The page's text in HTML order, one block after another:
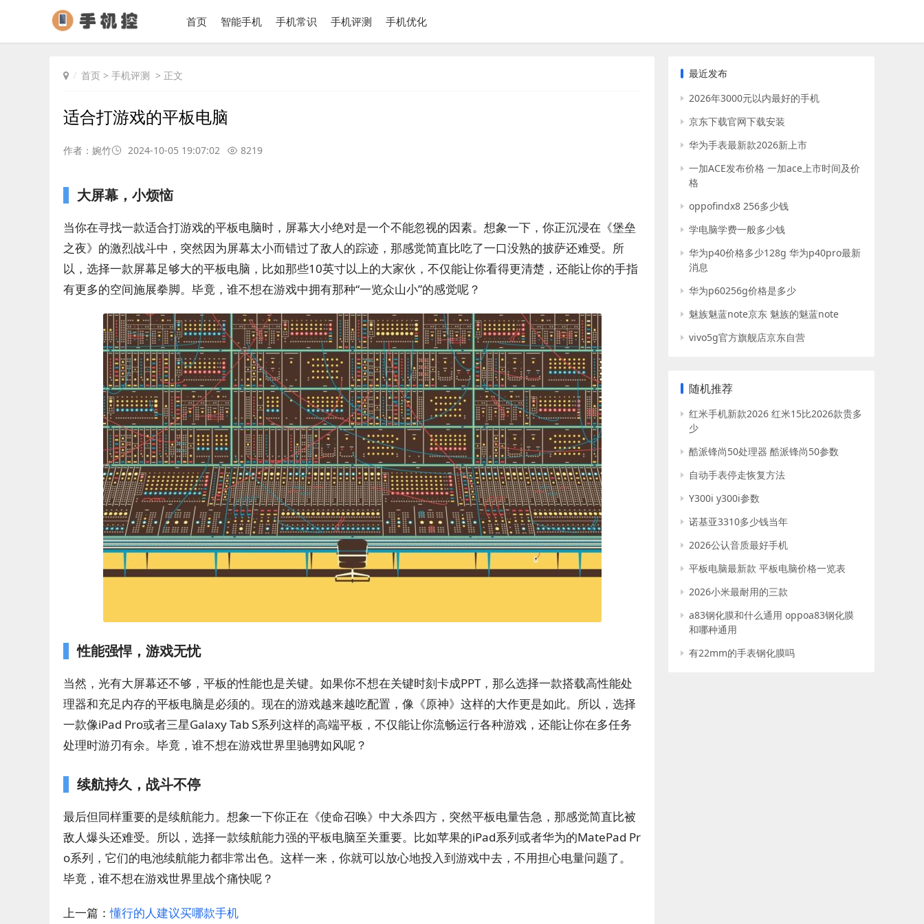
首页 智能手机 手机常识 手机评测 手机优化
首页 > 手机评测 > 正文
适合打游戏的平板电脑
作者：婉竹 2024-10-05 19:07:02 8219
大屏幕，小烦恼
当你在寻找一款适合打游戏的平板电脑时，屏幕大小绝对是一个不能忽视的因素。想象一下，你正沉浸在《堡垒
之夜》的激烈战斗中，突然因为屏幕太小而错过了敌人的踪迹，那感觉简直比吃了一口没熟的披萨还难受。所
以，选择一款屏幕足够大的平板电脑，比如那些10英寸以上的大家伙，不仅能让你看得更清楚，还能让你的手指
有更多的空间施展拳脚。毕竟，谁不想在游戏中拥有那种“一览众山小”的感觉呢？
性能强悍，游戏无忧
当然，光有大屏幕还不够，平板的性能也是关键。如果你不想在关键时刻卡成PPT，那么选择一款搭载高性能处
理器和充足内存的平板电脑是必须的。现在的游戏越来越吃配置，像《原神》这样的大作更是如此。所以，选择
一款像iPad Pro或者三星Galaxy Tab S系列这样的高端平板，不仅能让你流畅运行各种游戏，还能让你在多任务
处理时游刃有余。毕竟，谁不想在游戏世界里驰骋如风呢？
续航持久，战斗不停
最后但同样重要的是续航能力。想象一下你正在《使命召唤》中大杀四方，突然平板电量告急，那感觉简直比被
敌人爆头还难受。所以，选择一款续航能力强的平板电脑至关重要。比如苹果的iPad系列或者华为的MatePad Pr
o系列，它们的电池续航能力都非常出色。这样一来，你就可以放心地投入到游戏中去，不用担心电量问题了。
毕竟，谁不想在游戏世界里战个痛快呢？
上一篇：懂行的人建议买哪款手机
最近发布
2026年3000元以内最好的手机
京东下载官网下载安装
华为手表最新款2026新上市
一加ACE发布价格 一加ace上市时间及价
格
oppofindx8 256多少钱
学电脑学费一般多少钱
华为p40价格多少128g 华为p40pro最新
消息
华为p60256g价格是多少
魅族魅蓝note京东 魅族的魅蓝note
vivo5g官方旗舰店京东自营
随机推荐
红米手机新款2026 红米15比2026款贵多
少
酷派锋尚50处理器 酷派锋尚50参数
自动手表停走恢复方法
Y300i y300i参数
诺基亚3310多少钱当年
2026公认音质最好手机
平板电脑最新款 平板电脑价格一览表
2026小米最耐用的三款
a83钢化膜和什么通用 oppoa83钢化膜
和哪种通用
有22mm的手表钢化膜吗